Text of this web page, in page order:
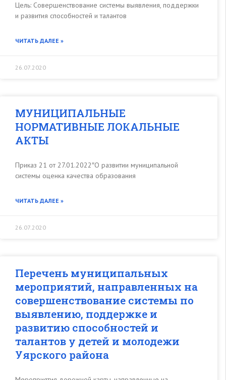
Цель: Совершенствование системы выявления, поддержки
и развития способностей и талантов
ЧИТАТЬ ДАЛЕЕ »
26.07.2020
МУНИЦИПАЛЬНЫЕ
НОРМАТИВНЫЕ ЛОКАЛЬНЫЕ
АКТЫ
Приказ 21 от 27.01.2022″О развитии муниципальной
системы оценка качества образования
ЧИТАТЬ ДАЛЕЕ »
26.07.2020
Перечень муниципальных
мероприятий, направленных на
совершенствование системы по
выявлению, поддержке и
развитию способностей и
талантов у детей и молодежи
Уярского района